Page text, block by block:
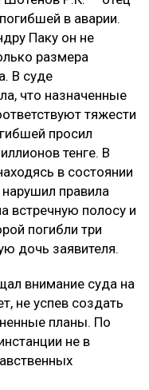
в аварии.
Паку он не
размера
В суде
что назначенные
тяжести
просил
тенге. В
в состоянии
нарушил правила
встречную полосу и
погибли три
дочь заявителя.
внимание суда на
не успев создать
планы. По
не в